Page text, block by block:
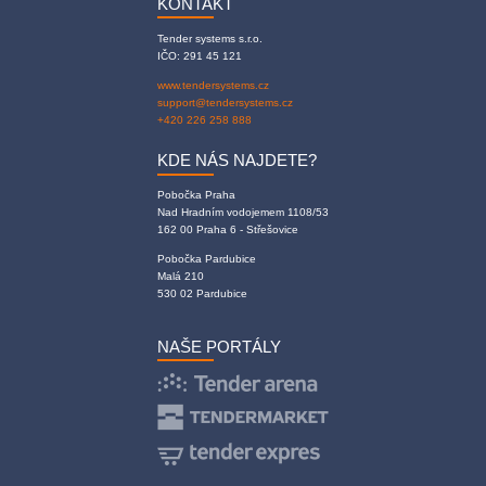
KONTAKT
Tender systems s.r.o.
IČO: 291 45 121
www.tendersystems.cz
support@tendersystems.cz
+420 226 258 888
KDE NÁS NAJDETE?
Pobočka Praha
Nad Hradním vodojemem 1108/53
162 00 Praha 6 - Střešovice
Pobočka Pardubice
Malá 210
530 02 Pardubice
NAŠE PORTÁLY